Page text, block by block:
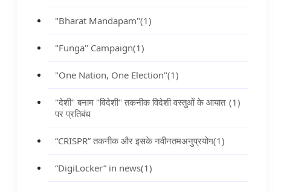
"Bharat Mandapam"(1)
"Funga" Campaign(1)
"One Nation, One Election"(1)
"देशी" बनाम "विदेशी" तकनीक विदेशी वस्तुओं के आयात
पर प्रतिबंध
(1)
“CRISPR” तकनीक और इसके नवीनतमअनुप्रयोग(1)
“DigiLocker” in news(1)